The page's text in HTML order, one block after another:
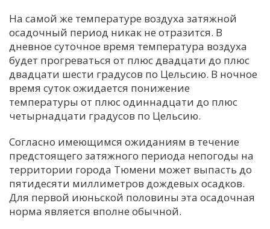
На самой же температуре воздуха затяжной
осадочный период никак не отразится. В
дневное суточное время температура воздуха
будет прогреваться от плюс двадцати до плюс
двадцати шести градусов по Цельсию. В ночное
время суток ожидается понижение
температуры от плюс одиннадцати до плюс
четырнадцати градусов по Цельсию.
Согласно имеющимся ожиданиям в течение
предстоящего затяжного периода непогоды на
территории города Тюмени может выпасть до
пятидесяти миллиметров дождевых осадков.
Для первой июньской половины эта осадочная
норма является вполне обычной.